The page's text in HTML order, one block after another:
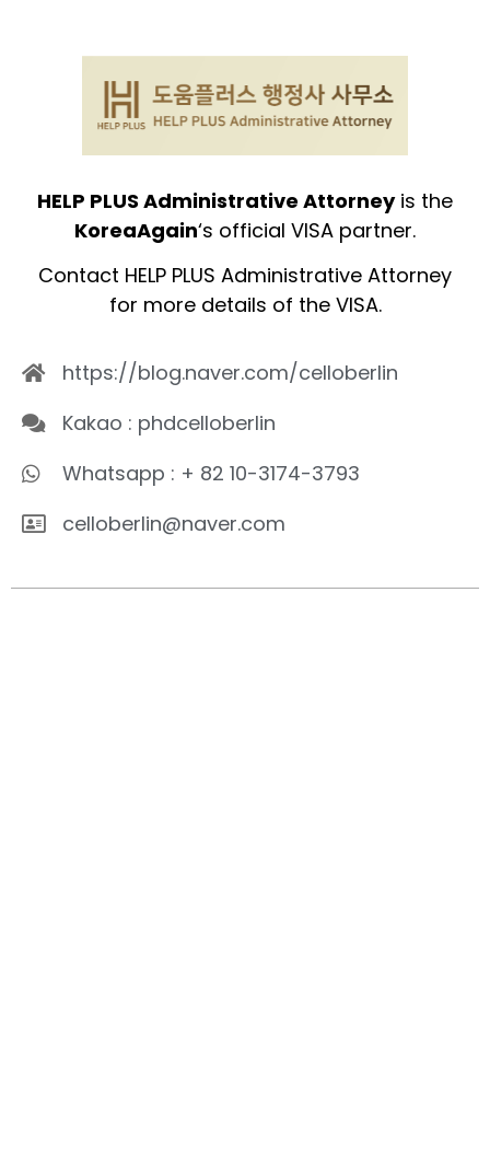
HELP PLUS Administrative Attorneyis the
KoreaAgain‘s official VISA partner.
Contact HELP PLUS Administrative Attorney
for more details of the VISA.
https://blog.naver.com/celloberlin
Kakao : phdcelloberlin
Whatsapp : + 82 10-3174-3793
celloberlin@naver.com